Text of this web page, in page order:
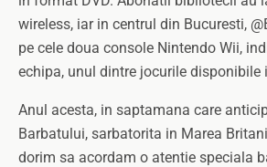
wireless, iar in centrul din Bucuresti,
pe cele doua console Nintendo Wii,
echipa, unul dintre jocurile disponibile
Anul acesta, in saptamana care
Barbatului, sarbatorita in Marea
dorim sa acordam o atentie speciala